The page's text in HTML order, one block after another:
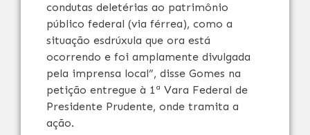
condutas deletérias ao patrimônio
público federal (via férrea), como a
situação esdrúxula que ora está
ocorrendo e foi amplamente divulgada
pela imprensa local”, disse Gomes na
petição entregue à 1ª Vara Federal de
Presidente Prudente, onde tramita a
ação.